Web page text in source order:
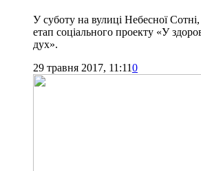
У суботу на вулиці Небесної
етап соціального проекту «У
дух».
29 травня 2017, 11:110